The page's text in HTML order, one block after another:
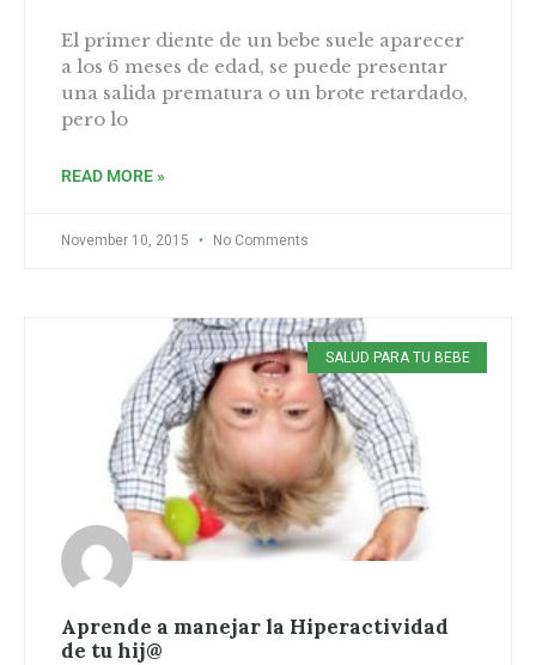
El primer diente de un bebe suele aparecer
a los 6 meses de edad, se puede presentar
una salida prematura o un brote retardado,
pero lo
READ MORE »
November 10, 2015 No Comments
SALUD PARA TU BEBE
Aprende a manejar la Hiperactividad
de tu hij@